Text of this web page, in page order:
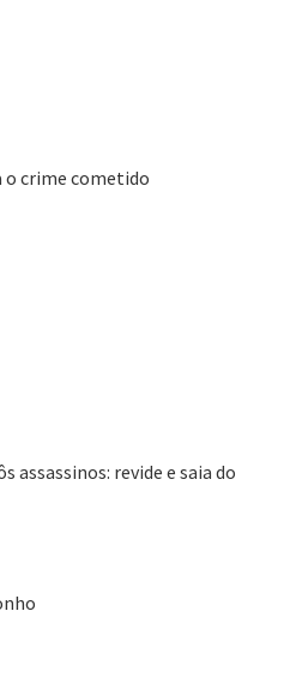
o crime cometido
assassinos: revide e saia do